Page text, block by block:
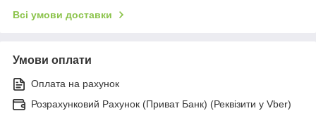
Всі умови доставки
Умови оплати
Оплата на рахунок
Розрахунковий Рахунок (Приват Банк) (Реквізити у Vber)